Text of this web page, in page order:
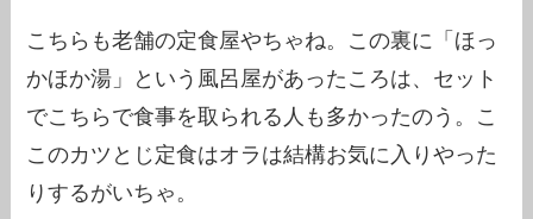
こちらも老舗の定食屋やちゃね。この裏に「ほっ
かほか湯」という風呂屋があったころは、セット
でこちらで食事を取られる人も多かったのう。こ
このカツとじ定食はオラは結構お気に入りやった
りするがいちゃ。